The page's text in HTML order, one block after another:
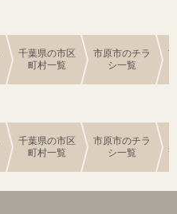
千葉県の市区
町村一覧
市原市のチラ
シ一覧
千葉県の市区
町村一覧
市原市のチラ
シ一覧